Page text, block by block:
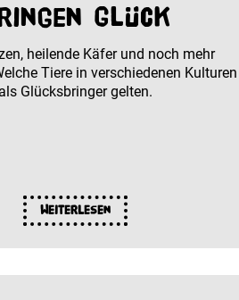
Glück
heilende Käfer und noch mehr
Tiere in verschiedenen Kulturen
als Glücksbringer gelten.
Weiterlesen